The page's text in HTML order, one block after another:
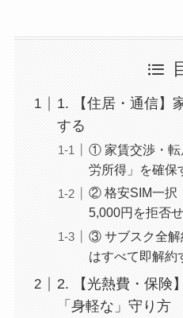
1. 【住居・通信】
する
① 家賃交渉・転
労所得」を確保
② 格安SIM一択
5,000円を拒否
③ サブスク全解
はすべて即解約
2. 【光熱費・保険
「身軽な」守り方